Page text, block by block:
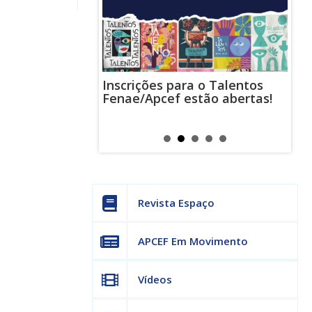
Inscrições para o Talentos
Fenae/Apcef estão abertas!
Revista Espaço
APCEF Em Movimento
Vídeos